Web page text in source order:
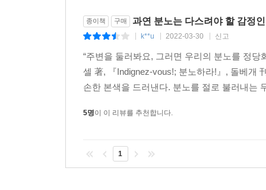
종이책 구매 과연 분노는 다스려야 할 감정
k**u 2022-03-30 신고
“주변을 둘러봐요, 그러면 우리의 분노를 정
셀 著, 『Indignez-vous!; 분노하라!』, 돌베개
손한 본색을 드러낸다. 분노를 절로 불러내는
5명이 이 리뷰를 추천합니다.
1